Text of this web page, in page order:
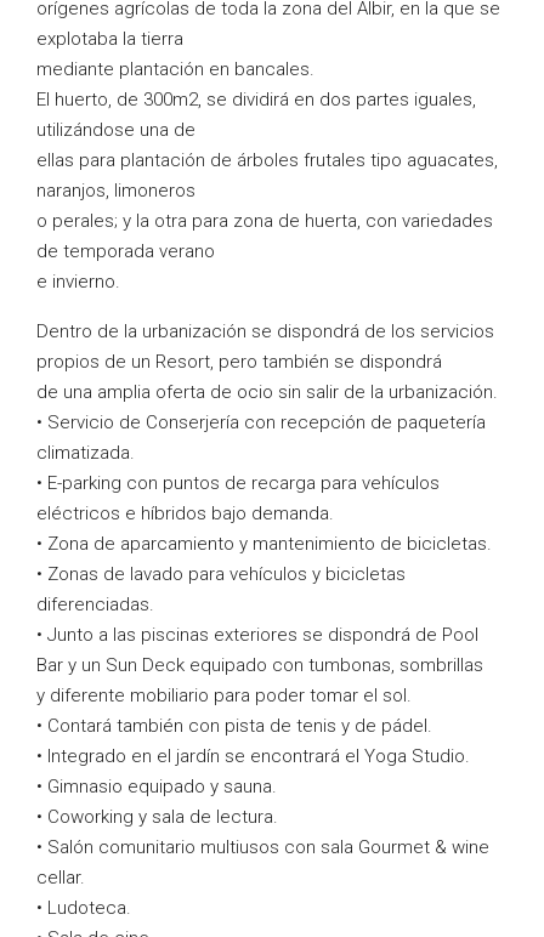
orígenes agrícolas de toda la zona del Albir, en la que se
explotaba la tierra
mediante plantación en bancales.
El huerto, de 300m2, se dividirá en dos partes iguales,
utilizándose una de
ellas para plantación de árboles frutales tipo aguacates,
naranjos, limoneros
o perales; y la otra para zona de huerta, con variedades
de temporada verano
e invierno.
Dentro de la urbanización se dispondrá de los servicios
propios de un Resort, pero también se dispondrá
de una amplia oferta de ocio sin salir de la urbanización.
• Servicio de Conserjería con recepción de paquetería
climatizada.
• E-parking con puntos de recarga para vehículos
eléctricos e híbridos bajo demanda.
• Zona de aparcamiento y mantenimiento de bicicletas.
• Zonas de lavado para vehículos y bicicletas
diferenciadas.
• Junto a las piscinas exteriores se dispondrá de Pool
Bar y un Sun Deck equipado con tumbonas, sombrillas
y diferente mobiliario para poder tomar el sol.
• Contará también con pista de tenis y de pádel.
• Integrado en el jardín se encontrará el Yoga Studio.
• Gimnasio equipado y sauna.
• Coworking y sala de lectura.
• Salón comunitario multiusos con sala Gourmet & wine
cellar.
• Ludoteca.